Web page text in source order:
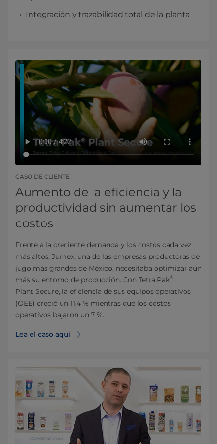
Integración y trazabilidad total de la planta
CASO DE CLIENTE
Aumento de la eficiencia y la
productividad sin aumentar los
costos
Frente a la creciente demanda y los costos cada vez
más altos, Jumex, una de las empresas productoras de
jugo más grandes de México, necesitaba optimizar aún
más su entorno de producción. Con Tetra Pak®
Plant Secure, la eficiencia de sus equipos operativos
(OEE) creció un 11,4 % mientras que los costos
operativos bajaron un 7 %.
Lea el caso aquí